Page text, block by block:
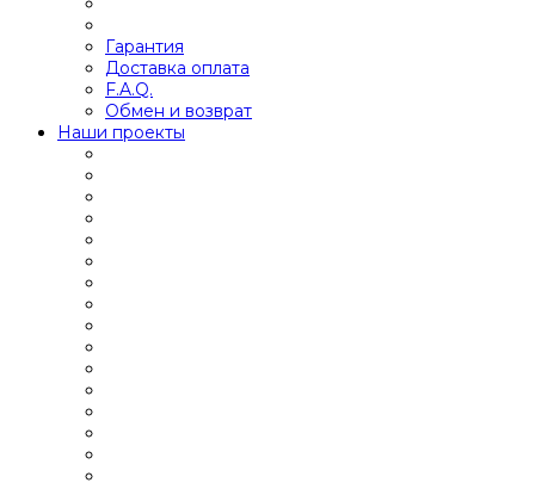
Гарантия
Доставка оплата
F.A.Q.
Обмен и возврат
Наши проекты